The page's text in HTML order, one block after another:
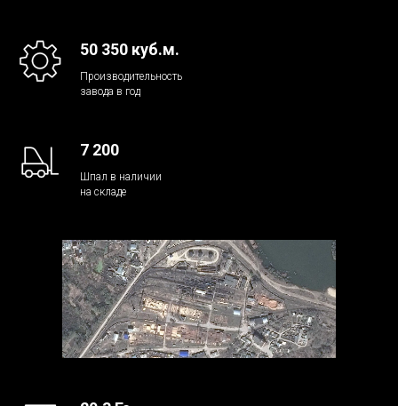
50 350 куб.м.
Производительность
завода в год
7 200
Шпал в наличии
на складе